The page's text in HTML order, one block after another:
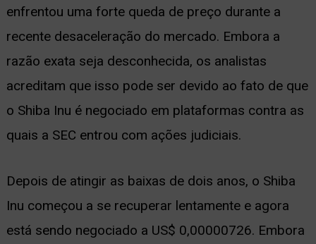
enfrentou uma forte queda de preço durante a
recente desaceleração do mercado. Embora a
razão exata seja desconhecida, os analistas
acreditam que isso pode ser devido ao fato de que
o Shiba Inu é negociado em plataformas contra as
quais a SEC entrou com ações judiciais.
Depois de atingir as baixas de dois anos, o Shiba
Inu começou a se recuperar lentamente e agora
está sendo negociado a US$ 0,00000726. Embora